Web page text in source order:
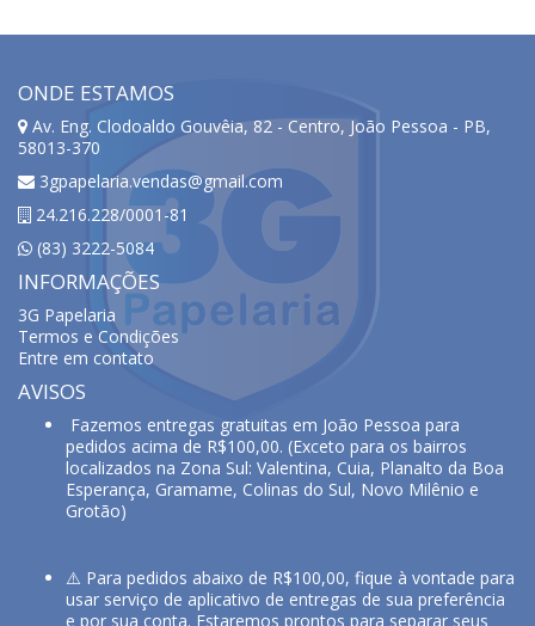
ONDE ESTAMOS
Av. Eng. Clodoaldo Gouvêia, 82 - Centro, João Pessoa - PB,
58013-370
3gpapelaria.vendas@gmail.com
24.216.228/0001-81
(83) 3222-5084
INFORMAÇÕES
3G Papelaria
Termos e Condições
Entre em contato
AVISOS
Fazemos entregas gratuitas em João Pessoa para
pedidos acima de R$100,00. (Exceto para os bairros
localizados na Zona Sul: Valentina, Cuia, Planalto da Boa
Esperança, Gramame, Colinas do Sul, Novo Milênio e
Grotão)
⚠️ Para pedidos abaixo de R$100,00, fique à vontade para
usar serviço de aplicativo de entregas de sua preferência
e por sua conta. Estaremos prontos para separar seus